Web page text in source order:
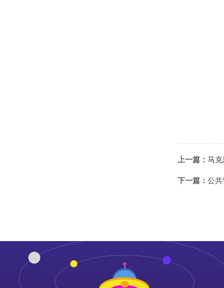
上一篇： 马
下一篇： 公